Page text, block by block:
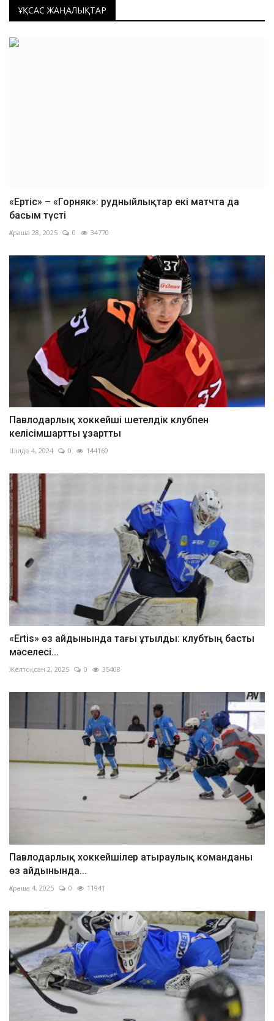
ҰҚСАС ЖАҢАЛЫҚТАР
«Ертіс» – «Горняк»: рудныйлықтар екі матчта да
басым түсті
Қараша 28, 2025 0 34770
Павлодарлық хоккейші шетелдік клубпен
келісімшартты ұзартты
Шілде 4, 2024 0 144169
«Ertis» өз айдынында тағы ұтылды: клубтың басты
мәселесі...
Желтоқсан 2, 2025 0 35408
Павлодарлық хоккейшілер атыраулық команданы
өз айдынында...
Қараша 4, 2025 0 11941